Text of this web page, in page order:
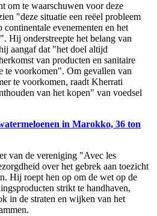
om te waarschuwen voor deze
"deze situatie een reëel probleem
evenementen en het
Hij onderstreepte het belang van
aangaf dat "het doel altijd
van producten en sanitaire
te voorkomen". Om gevallen van
te voorkomen, raadt Kherrati
van het kopen" van voedsel
in Marokko, 36 ton
van de vereniging "Avec les
over het gebrek aan toezicht
Hij roept hen op om de wet op de
strikt te handhaven,
in de straten en wijken van het